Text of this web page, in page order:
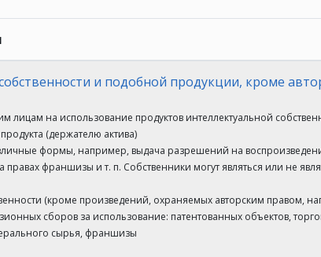
и подобной продукции, кроме
лицам на использование продуктов интеллектуальной
(держателю актива)
формы, например, выдача разрешений на
франшизы и т. п. Собственники могут являться или не
(кроме произведений, охраняемых авторским правом,
сборов за использование: патентованных объектов,
сырья, франшизы